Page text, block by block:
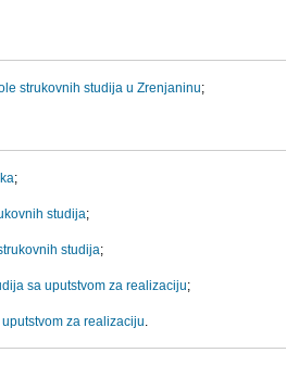
strukovnih studija u Zrenjaninu;
;
studija;
studija;
sa uputstvom za realizaciju;
za realizaciju.